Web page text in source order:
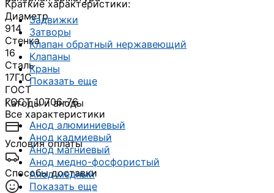
Задвижки
Затворы
Клапан обратный нержавеющий
Клапаны
Краны
Показать еще
Катоды и аноды
Анод алюминиевый
Анод кадмиевый
Анод магниевый
Анод медно-фосфористый
Анод медный
Показать еще
Краткие характеристики:
Диаметр
914
Стенка
16
Сталь
17Г1С
ГОСТ
ГОСТ 10706-76
Все характеристики
Условия оплаты
Способы доставки